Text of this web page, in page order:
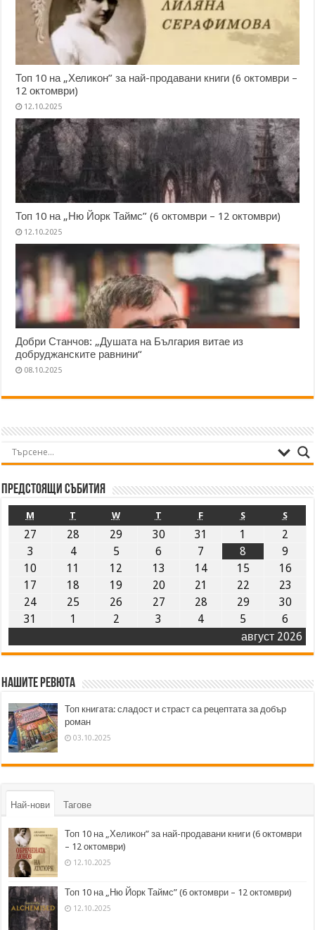
Топ 10 на „Хеликон” за най-продавани книги (6 октомври –
12 октомври)
12.10.2025
Топ 10 на „Ню Йорк Таймс” (6 октомври – 12 октомври)
12.10.2025
Добри Станчов: „Душата на България витае из
добруджанските равнини“
08.10.2025
Предстоящи събития
август 2026
M T W T F S S
27 28 29 30 31 1
2
3
4 5 6 7 8
9
10
11 12 13 14 15
16
17
18 19 20 21 22
23
24
25 26 27 28 29
30
31
1 2 3 4 5 6
Нашите ревюта
Топ книгата: сладост и страст са рецептата за добър
роман
03.10.2025
Най-нови Тагове
Топ 10 на „Хеликон” за най-продавани книги (6 октомври
– 12 октомври)
12.10.2025
Топ 10 на „Ню Йорк Таймс” (6 октомври – 12 октомври)
12.10.2025